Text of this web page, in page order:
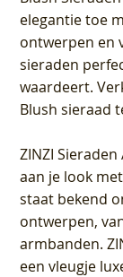
elegantie toe
ontwerpen en
sieraden
waardeert.
Blush sieraad
ZINZI
aan je look
staat bekend
ontwerpen,
armbanden.
een vleugje